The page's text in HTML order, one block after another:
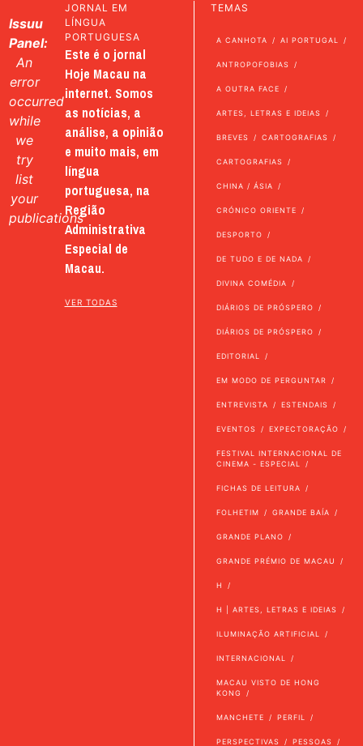
Issuu
Panel:
An
error
occurred
while
we
try
list
your
publications
JORNAL EM
LÍNGUA
PORTUGUESA
Este é o jornal
Hoje Macau na
internet. Somos
as notícias, a
análise, a opinião
e muito mais, em
língua
portuguesa, na
Região
Administrativa
Especial de
Macau.
VER TODAS
TEMAS
A CANHOTA AI PORTUGAL
ANTROPOFOBIAS
A OUTRA FACE
ARTES, LETRAS E IDEIAS
BREVES CARTOGRAFIAS
CARTOGRAFIAS
CHINA / ÁSIA
CRÓNICO ORIENTE
DESPORTO
DE TUDO E DE NADA
DIVINA COMÉDIA
DIÁRIOS DE PRÓSPERO
DIÁRIOS DE PRÓSPERO
EDITORIAL
EM MODO DE PERGUNTAR
ENTREVISTA ESTENDAIS
EVENTOS EXPECTORAÇÃO
FESTIVAL INTERNACIONAL DE
CINEMA - ESPECIAL
FICHAS DE LEITURA
FOLHETIM GRANDE BAÍA
GRANDE PLANO
GRANDE PRÉMIO DE MACAU
H
H | ARTES, LETRAS E IDEIAS
ILUMINAÇÃO ARTIFICIAL
INTERNACIONAL
MACAU VISTO DE HONG
KONG
MANCHETE PERFIL
PERSPECTIVAS PESSOAS